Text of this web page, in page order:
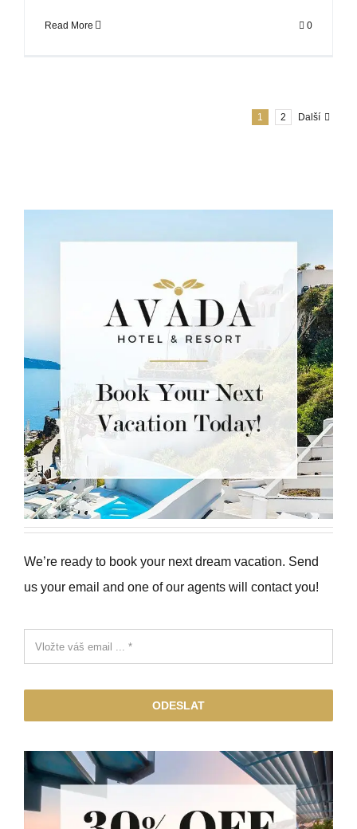
Read More 0
1 2 Další
We’re ready to book your next dream vacation. Send
us your email and one of our agents will contact you!
ODESLAT